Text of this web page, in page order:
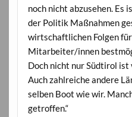
noch nicht abzusehen. Es
der Politik Maßnahmen
wirtschaftlichen Folgen
Mitarbeiter/innen
Doch nicht nur Südtirol
Auch zahlreiche andere
selben Boot wie wir.
getroffen.“